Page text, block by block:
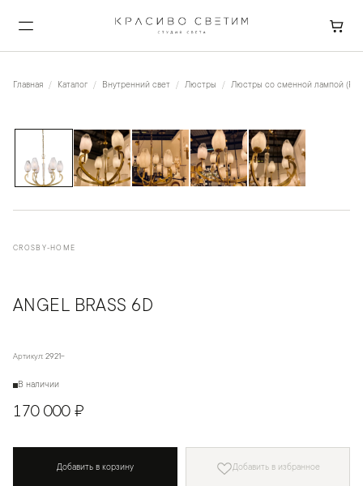
Главная Каталог Внутренний свет Люстры Люстры со сменной лампой
CROSBY-HOME
ANGEL BRASS 6D
Артикул: 2921-
В наличии
170 000 ₽
Добавить в корзину Добавить в избранное